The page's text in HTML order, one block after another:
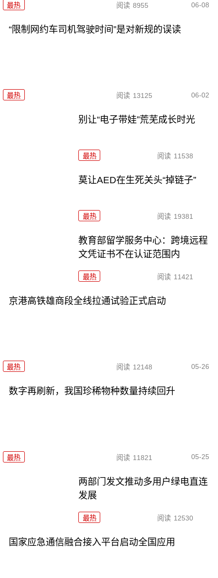
最热 阅读 8955 06-08
“限制网约车司机驾驶时间”是对新规的误读
最热 阅读 13125 06-02
别让“电子带娃”荒芜成长时光
最热 阅读 11538
莫让AED在生死关头“掉链子”
最热 阅读 19381
教育部留学服务中心：跨境远程
文凭证书不在认证范围内
最热 阅读 11421
京港高铁雄商段全线拉通试验正式启动
最热 阅读 12148 05-26
数字再刷新，我国珍稀物种数量持续回升
最热 阅读 11821 05-25
两部门发文推动多用户绿电直连
发展
最热 阅读 12530
国家应急通信融合接入平台启动全国应用